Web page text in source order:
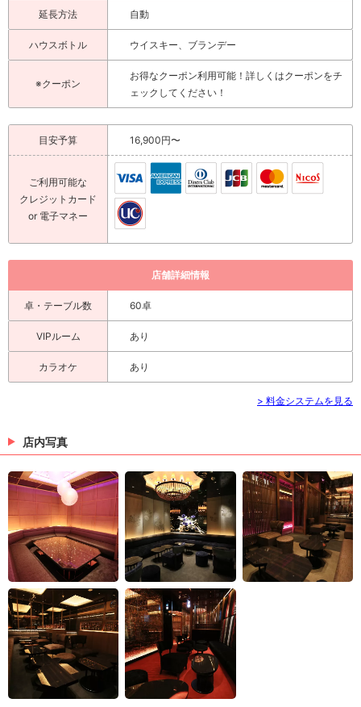
延長方法 自動
ハウスボトル ウイスキー、ブランデー
※クーポン
お得なクーポン利用可能！詳しくはクーポンをチ
ェックしてください！
目安予算 16,900円〜
ご利用可能な
クレジットカード
or 電子マネー
店舗詳細情報
卓・テーブル数 60卓
VIPルーム あり
カラオケ あり
> 料金システムを見る
店内写真